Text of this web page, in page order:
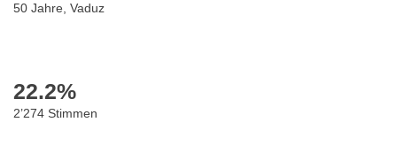
50 Jahre, Vaduz
22.2%
2’274 Stimmen